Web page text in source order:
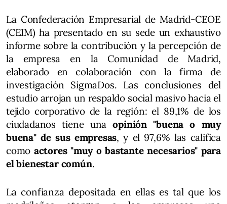
La Confederación Empresarial de Madrid-CEOE
(CEIM) ha presentado en su sede un exhaustivo
informe sobre la contribución y la percepción de
la empresa en la Comunidad de Madrid,
elaborado en colaboración con la firma de
investigación SigmaDos. Las conclusiones del
estudio arrojan un respaldo social masivo hacia el
tejido corporativo de la región: el 89,1% de los
ciudadanos tiene unaopinión "buena o muy
buena" de sus empresas, y el 97,6% las califica
como actores "muy o bastante necesarios" para
el bienestar común.
La confianza depositada en ellas es tal que los